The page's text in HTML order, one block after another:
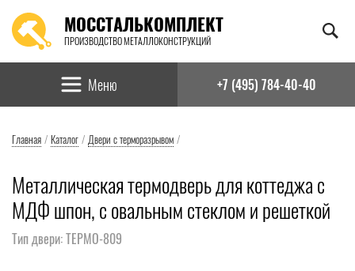
МОССТАЛЬКОМПЛЕКТ
ПРОИЗВОДСТВО МЕТАЛЛОКОНСТРУКЦИЙ
Найти:
Меню +7 (495) 784-40-40
Главная / Каталог / Двери с терморазрывом /
Металлическая термодверь для коттеджа с
МДФ шпон, с овальным стеклом и решеткой
Тип двери: ТЕРМО-809